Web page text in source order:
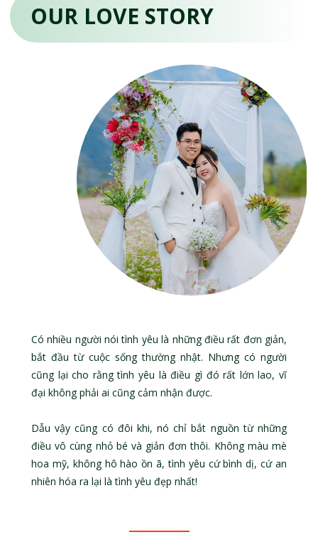
Có nhiều người nói tình yêu là những điều rất đơn giản,
bắt đầu từ cuộc sống thường nhật. Nhưng có người
cũng lại cho rằng tình yêu là điều gì đó rất lớn lao, vĩ
đại không phải ai cũng cảm nhận được.
Dẫu vậy cũng có đôi khi, nó chỉ bắt nguồn từ những
điều vô cùng nhỏ bé và giản đơn thôi. Không màu mè
hoa mỹ, không hô hào ồn ã, tình yêu cứ bình dị, cứ an
nhiên hóa ra lại là tình yêu đẹp nhất!
OUR LOVE STORY